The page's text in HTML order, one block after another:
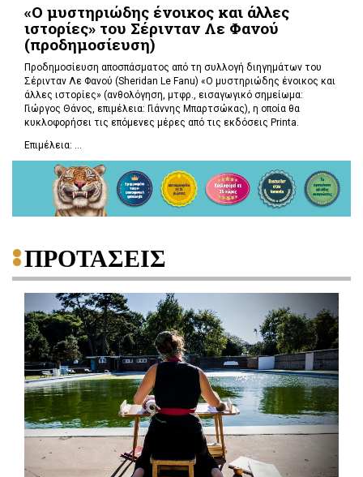
«Ο μυστηριώδης ένοικος και άλλες
ιστορίες» του Σέρινταν Λε Φανού
(προδημοσίευση)
Προδημοσίευση αποσπάσματος από τη συλλογή διηγημάτων του
Σέρινταν Λε Φανού (Sheridan Le Fanu) «Ο μυστηριώδης ένοικος και
άλλες ιστορίες» (ανθολόγηση, μτφρ., εισαγωγικό σημείωμα:
Γιώργος Θάνος, επιμέλεια: Γιάννης Μπαρτσώκας), η οποία θα
κυκλοφορήσει τις επόμενες μέρες από τις εκδόσεις Printa.
Επιμέλεια: ...
ΠΡΟΤΑΣΕΙΣ